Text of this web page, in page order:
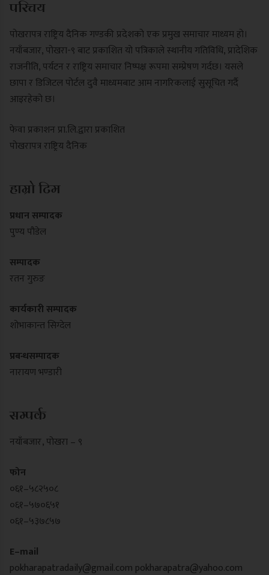
परिचय
पोखरापत्र राष्ट्रिय दैनिक गण्डकी प्रदेशको एक प्रमुख समाचार माध्यम हो।
नयाँबजार, पोखरा-९ बाट प्रकाशित यो पत्रिकाले स्थानीय गतिविधि, प्रादेशिक
राजनीति, पर्यटन र राष्ट्रिय समाचार निष्पक्ष रूपमा सम्प्रेषण गर्दछ। यसले
छापा र डिजिटल पोर्टल दुवै माध्यमबाट आम नागरिकलाई सुसूचित गर्दै
आइरहेको छ।
फेवा प्रकाशन प्रा.लि.द्वारा प्रकाशित
पोखरापत्र राष्ट्रिय दैनिक
हाम्रो टिम
प्रधान सम्पादक
पुण्य पौडेल
सम्पादक
रतन गुरुङ
कार्यकारी सम्पादक
शोभाकान्त सिग्देल
प्रबन्धसम्पादक
नारायण भण्डारी
सम्पर्क
नयाँबजार , पोखरा – ९
फोन
०६१–५८२५०८
०६१–५७०६५१
०६१–५३७८५७
E–mail
pokharapatradaily@gmail.com pokharapatra@yahoo.com